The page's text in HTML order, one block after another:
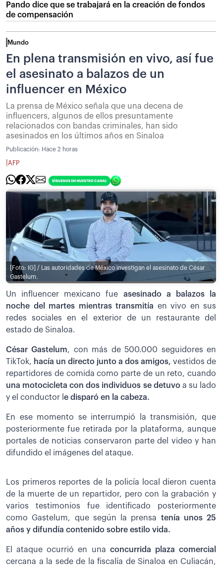
Pando dice que se trabajará en la creación de fondos
de compensación
Mundo
En plena transmisión en vivo, así fue
el asesinato a balazos de un
influencer en México
La prensa de México señala que una decena de
influencers, algunos de ellos presuntamente
relacionados con bandas criminales, han sido
asesinados en los últimos años en Sinaloa
Publicación: Hace 2 horas
AFP
[Foto: IG] / Las autoridades de México investigan el asesinato de César
Gastelum.
Un influencer mexicano fue asesinado a balazos la
noche del martes mientras transmitía en vivo en sus
redes sociales en el exterior de un restaurante del
estado de Sinaloa.
César Gastelum, con más de 500.000 seguidores en
TikTok, hacía un directo junto a dos amigos, vestidos de
repartidores de comida como parte de un reto, cuando
una motocicleta con dos individuos se detuvoa su lado
y el conductor l e disparó en la cabeza.
En ese momento se interrumpió la transmisión, que
posteriormente fue retirada por la plataforma, aunque
portales de noticias conservaron parte del video y han
difundido el imágenes del ataque.
Los primeros reportes de la policía local dieron cuenta
de la muerte de un repartidor, pero con la grabación y
varios testimonios fue identificado posteriormente
como Gastelum, que según la prensa tenía unos 25
años y difundía contenido sobre estilo vida.
El ataque ocurrió en una concurrida plaza comercial
cercana a la sede de la fiscalía de Sinaloa en Culiacán,